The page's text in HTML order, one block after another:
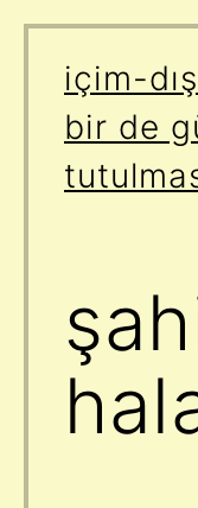
geç
içim-
bir de